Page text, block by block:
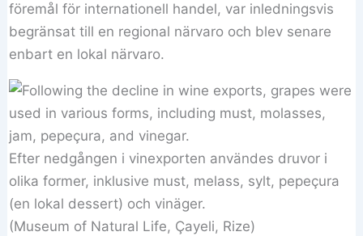
föremål för internationell handel, var inledningsvis
begränsat till en regional närvaro och blev senare
enbart en lokal närvaro.
Efter nedgången i vinexporten användes druvor i
olika former, inklusive must, melass, sylt, pepeçura
(en lokal dessert) och vinäger.
(Museum of Natural Life, Çayeli, Rize)